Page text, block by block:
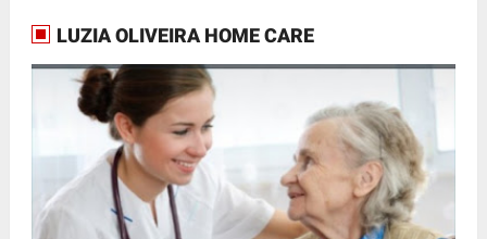
LUZIA OLIVEIRA HOME CARE